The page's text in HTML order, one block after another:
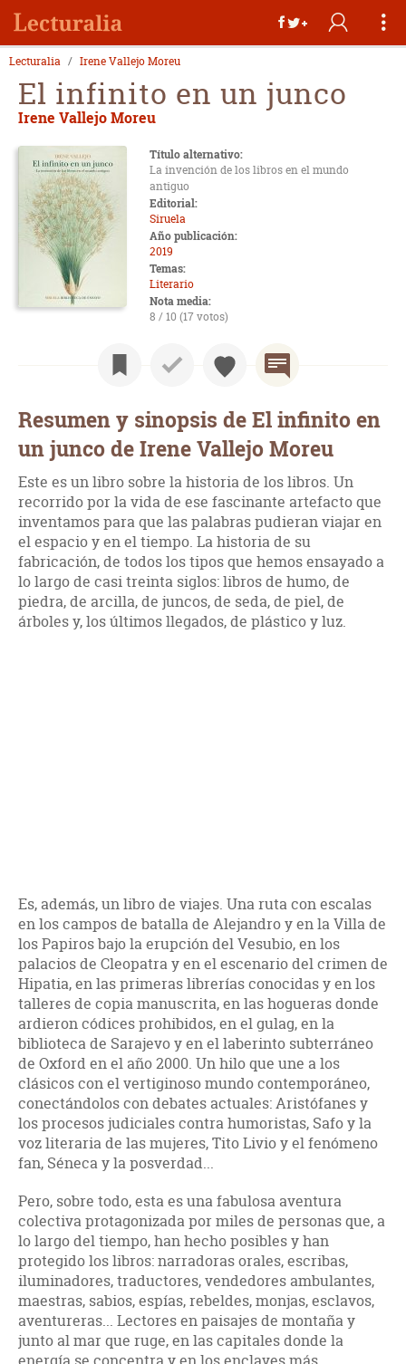
Lecturalia Irene Vallejo Moreu
El infinito en un junco
Irene Vallejo Moreu
Título alternativo:
La invención de los libros en el mundo
antiguo
Editorial:
Siruela
Año publicación:
2019
Temas:
Literario
Nota media:
8 / 10 (17 votos)
Resumen y sinopsis de El infinito en
un junco de Irene Vallejo Moreu
Este es un libro sobre la historia de los libros. Un
recorrido por la vida de ese fascinante artefacto que
inventamos para que las palabras pudieran viajar en
el espacio y en el tiempo. La historia de su
fabricación, de todos los tipos que hemos ensayado a
lo largo de casi treinta siglos: libros de humo, de
piedra, de arcilla, de juncos, de seda, de piel, de
árboles y, los últimos llegados, de plástico y luz.
Es, además, un libro de viajes. Una ruta con escalas
en los campos de batalla de Alejandro y en la Villa de
los Papiros bajo la erupción del Vesubio, en los
palacios de Cleopatra y en el escenario del crimen de
Hipatia, en las primeras librerías conocidas y en los
talleres de copia manuscrita, en las hogueras donde
ardieron códices prohibidos, en el gulag, en la
biblioteca de Sarajevo y en el laberinto subterráneo
de Oxford en el año 2000. Un hilo que une a los
clásicos con el vertiginoso mundo contemporáneo,
conectándolos con debates actuales: Aristófanes y
los procesos judiciales contra humoristas, Safo y la
voz literaria de las mujeres, Tito Livio y el fenómeno
fan, Séneca y la posverdad...
Pero, sobre todo, esta es una fabulosa aventura
colectiva protagonizada por miles de personas que, a
lo largo del tiempo, han hecho posibles y han
protegido los libros: narradoras orales, escribas,
iluminadores, traductores, vendedores ambulantes,
maestras, sabios, espías, rebeldes, monjas, esclavos,
aventureras... Lectores en paisajes de montaña y
junto al mar que ruge, en las capitales donde la